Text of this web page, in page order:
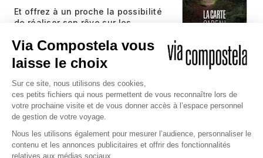
Et offrez à un proche la possibilité
de réaliser son rêve sur les
JE DÉCOUVRE
Copyright © 2026 Via Compostela